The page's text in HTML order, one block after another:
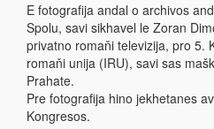
E fotografija andal o archivos
Spolu, savi sikhavel le Zoran
privatno romaňi televizija, pro 5.
romaňi unija (IRU), savi sas
Prahate.
Pre fotografija hino jekhetanes
Kongresos.